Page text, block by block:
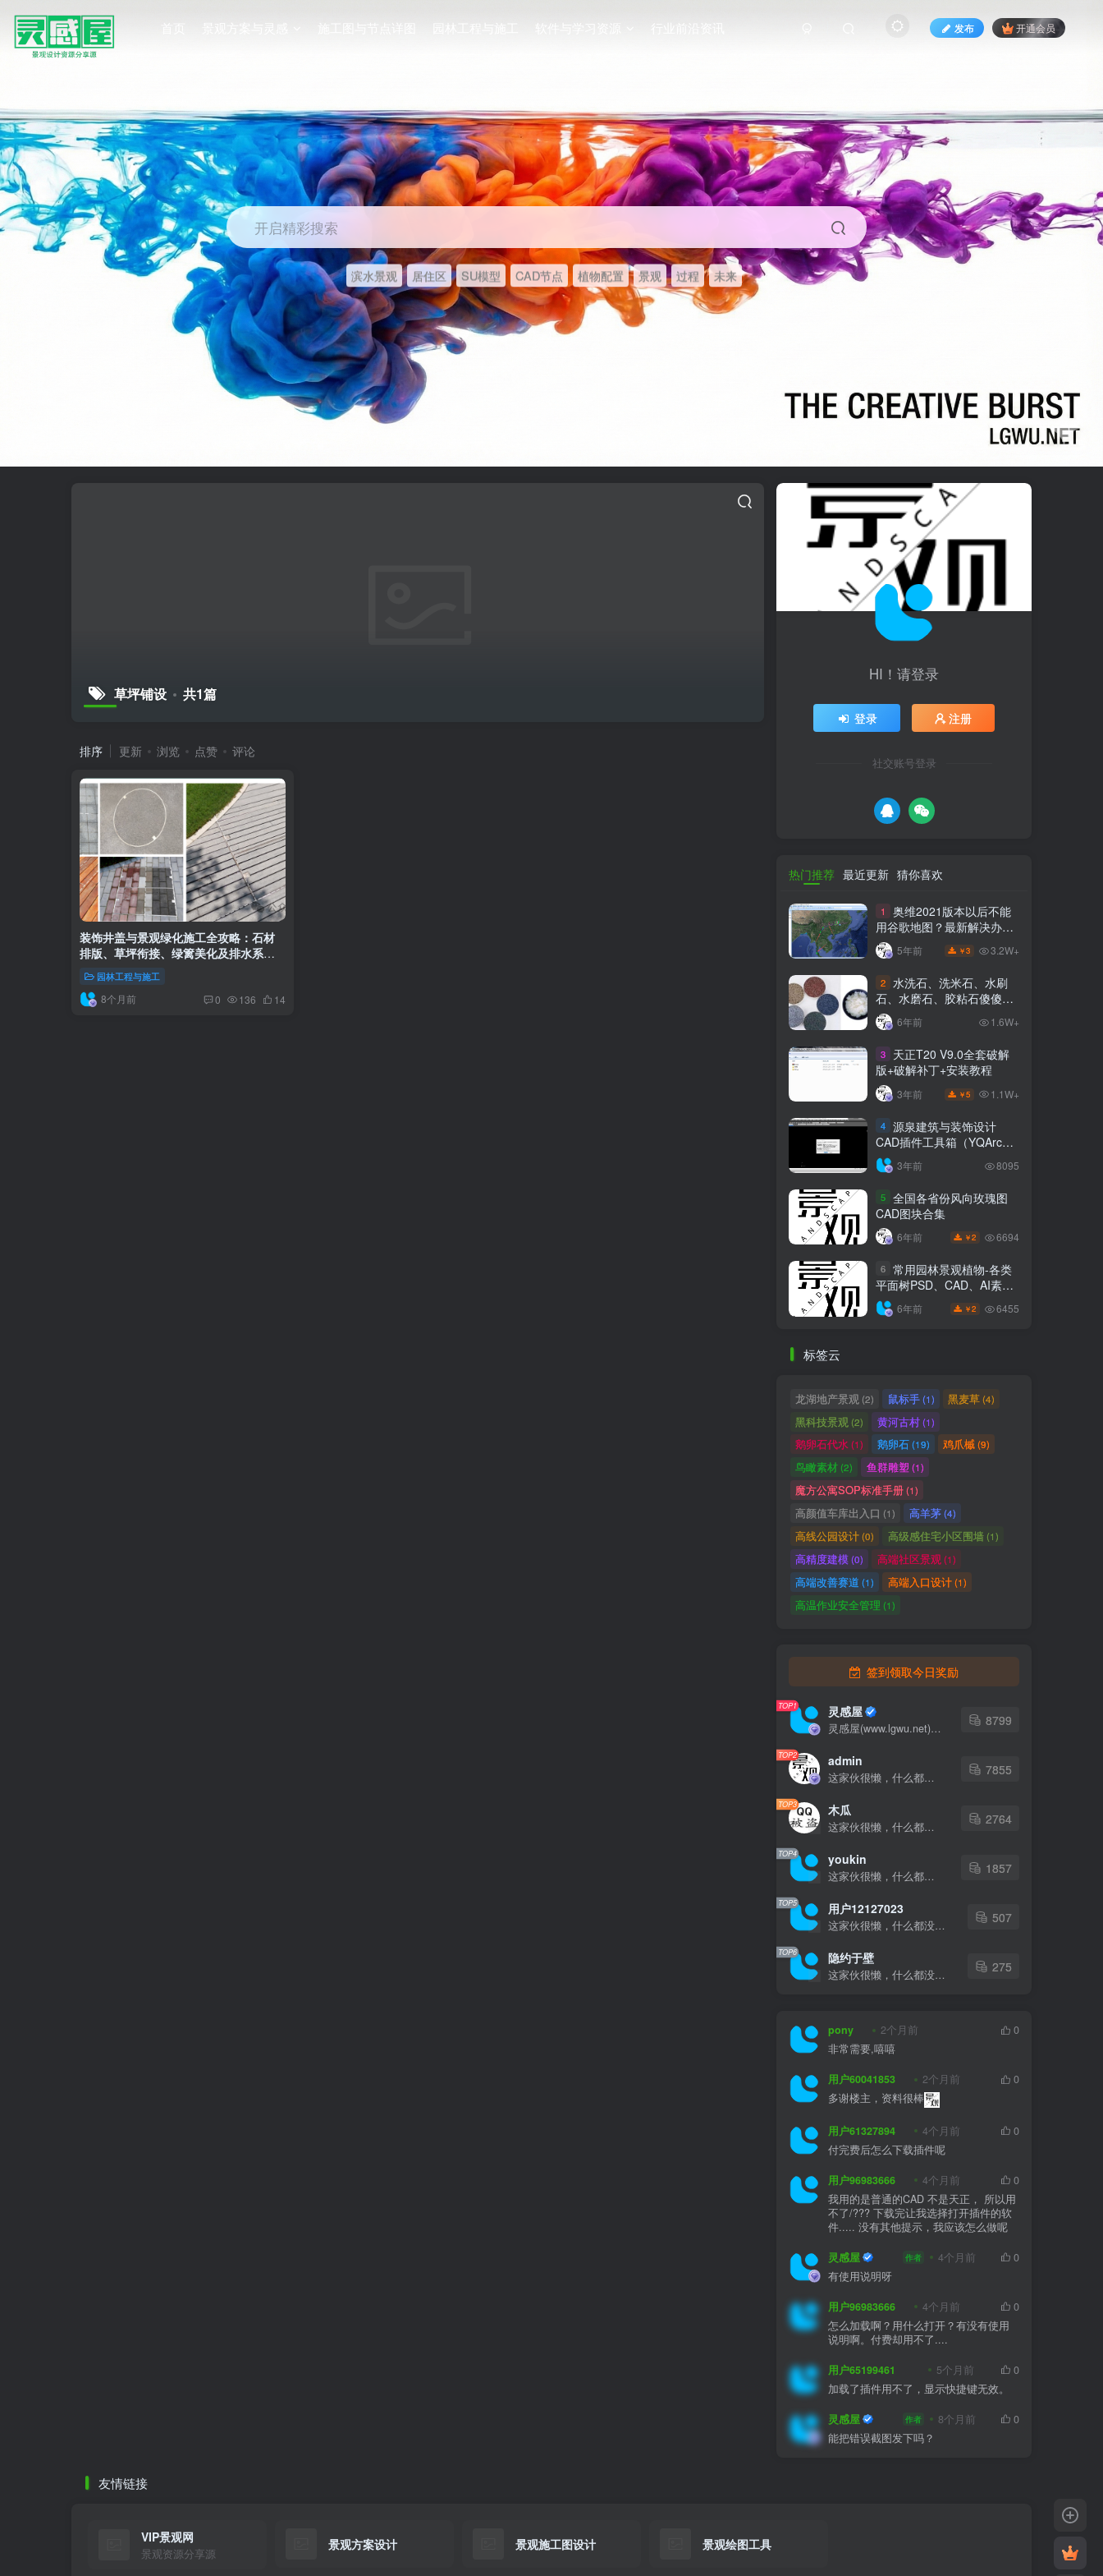
首页 景观方案与灵感 施工图与节点详图 园林工程与施工 软件与学习资源 行业前沿资讯 发布 开通会员
开启精彩搜索
滨水景观 居住区 SU模型 CAD节点 植物配置 景观 过程 未来
草坪铺设 共1篇
排序 更新 浏览 点赞 评论
装饰井盖与景观绿化施工全攻略：石材
排版、草坪衔接、绿篱美化及排水系统
安装细节详解
园林工程与施工
8个月前 0 136 14
HI！请登录
登录 注册
社交账号登录
热门推荐 最近更新 猜你喜欢
1
奥维2021版本以后不能
用谷歌地图？最新解决办法
苹果安卓电脑
5年前 ￥3 3.2W+
2 水洗石、洗米石、水刷
石、水磨石、胶粘石傻傻分
不清楚
6年前 1.6W+
3
天正T20 V9.0全套破解
版+破解补丁+安装教程
3年前 ￥5 1.1W+
4 源泉建筑与装饰设计
CAD插件工具箱（YQArch
6.7.4）
3年前 8095
5 全国各省份风向玫瑰图
CAD图块合集
6年前 ￥2 6694
6 常用园林景观植物-各类
平面树PSD、CAD、AI素材
线稿
6年前 ￥2 6455
标签云
龙湖地产景观 (2) 鼠标手(1) 黑麦草(4)
黑科技景观 (2) 黄河古村(1)
鹅卵石代水(1) 鹅卵石(19) 鸡爪槭(9)
鸟瞰素材(2) 鱼群雕塑 (1)
魔方公寓SOP标准手册(1)
高颜值车库出入口 (1) 高羊茅(4)
高线公园设计(0) 高级感住宅小区围墙(1)
高精度建模(0) 高端社区景观 (1)
高端改善赛道 (1) 高端入口设计(1)
高温作业安全管理 (1)
签到领取今日奖励
TOP1 灵感屋
灵感屋(www.lgwu.net)尽可能为每一位设计师提供更全面、更精致、更具有创意感的设计素材。努力成为景观设计师展示实力和互相学习的优质网络资源发布平台。
8799
TOP2 admin
这家伙很懒，什么都没有写...
7855
TOP3 木瓜
这家伙很懒，什么都没有写...
2764
TOP4 youkin
这家伙很懒，什么都没有写...
1857
TOP5 用户12127023
这家伙很懒，什么都没有写...
507
TOP6 隐约于壁
这家伙很懒，什么都没有写...
275
pony 2个月前
0
非常需要,嘻嘻
用户60041853 2个月前
0
多谢楼主，资料很棒
用户61327894 4个月前
0
付完费后怎么下载插件呢
用户96983666 4个月前
0
我用的是普通的CAD 不是天正， 所以用
不了/??? 下载完让我选择打开插件的软
件..... 没有其他提示，我应该怎么做呢
灵感屋 作者 4个月前
0
有使用说明呀
用户96983666 4个月前
0
怎么加载啊？用什么打开？有没有使用
说明啊。付费却用不了....
用户65199461 5个月前
0
加载了插件用不了，显示快捷键无效。
灵感屋 作者 8个月前
0
能把错误截图发下吗？
友情链接
VIP景观网
景观资源分享源
景观方案设计 景观施工图设计 景观绘图工具